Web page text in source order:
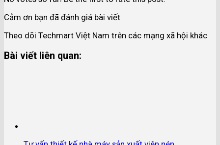
Cảm ơn bạn đã đánh giá bài viết
Theo dõi Techmart Việt Nam trên các mạng xã hội khác
Bài viết liên quan: